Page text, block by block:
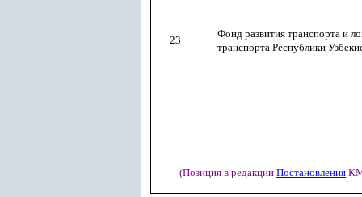
23
Фонд развития транспорта и
транспорта Республики
(Позиция в редакции Постановления КМ